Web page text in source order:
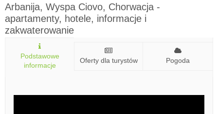
Arbanija, Wyspa Ciovo, Chorwacja -
apartamenty, hotele, informacje i
zakwaterowanie
Podstawowe
informacje
Oferty dla turystów Pogoda